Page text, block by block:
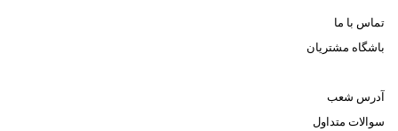
تماس با ما
باشگاه مشتریان
آدرس شعب
سوالات متداول